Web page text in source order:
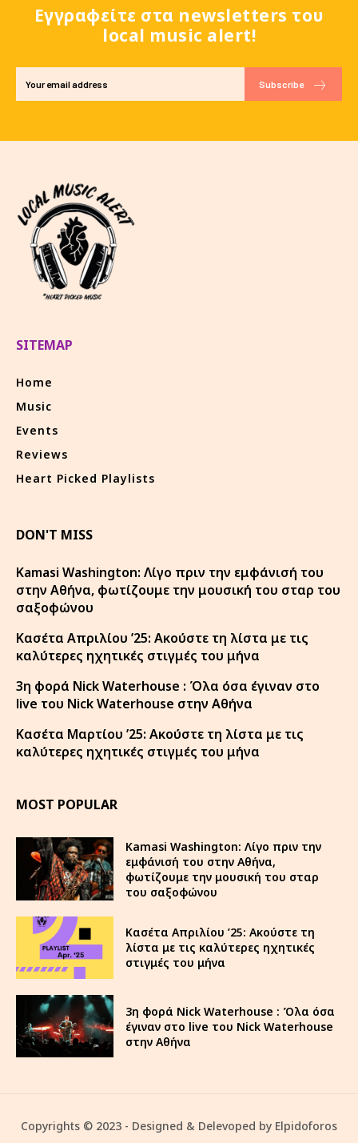
Εγγραφείτε στα newsletters του
local music alert!
Subscribe
SITEMAP
Home
Music
Events
Reviews
Heart Picked Playlists
DON'T MISS
Kamasi Washington: Λίγο πριν την εμφάνισή του
στην Αθήνα, φωτίζουμε την μουσική του σταρ του
σαξοφώνου
Κασέτα Απριλίου ’25: Ακούστε τη λίστα με τις
καλύτερες ηχητικές στιγμές του μήνα
3η φορά Nick Waterhouse : Όλα όσα έγιναν στο
live του Nick Waterhouse στην Αθήνα
Κασέτα Μαρτίου ’25: Ακούστε τη λίστα με τις
καλύτερες ηχητικές στιγμές του μήνα
MOST POPULAR
Kamasi Washington: Λίγο πριν την
εμφάνισή του στην Αθήνα,
φωτίζουμε την μουσική του σταρ
του σαξοφώνου
Κασέτα Απριλίου ’25: Ακούστε τη
λίστα με τις καλύτερες ηχητικές
στιγμές του μήνα
3η φορά Nick Waterhouse : Όλα όσα
έγιναν στο live του Nick Waterhouse
στην Αθήνα
Copyrights © 2023 - Designed & Delevoped by Elpidoforos